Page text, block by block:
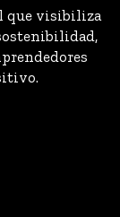
que visibiliza